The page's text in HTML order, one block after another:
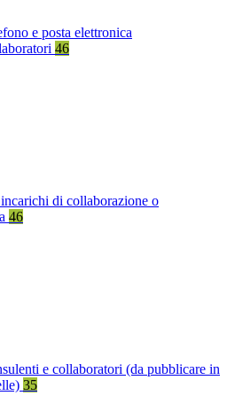
e posta elettronica
46
di collaborazione o
46
e collaboratori (da pubblicare in
35